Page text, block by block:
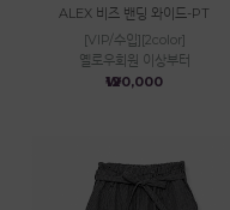
ALEX 비즈 밴딩 와이드-PT
[VIP/수입][2color]
옐로우회원 이상부터
₩120,000